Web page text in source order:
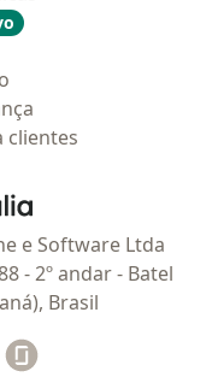
clientes
- Homepage
e Software Ltda
- 2º andar - Batel
Brasil
separador
novo separador
Linkedin
abre num novo